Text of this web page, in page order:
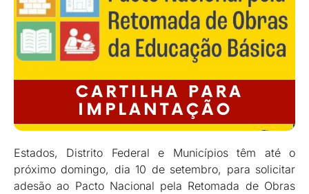
Estados, Distrito Federal e Municípios têm até o
próximo domingo, dia 10 de setembro, para solicitar
adesão ao Pacto Nacional pela Retomada de Obras